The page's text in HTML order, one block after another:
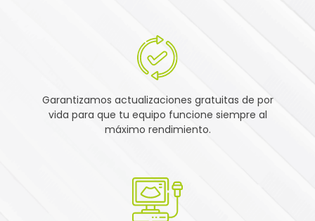
Garantizamos actualizaciones gratuitas de por
vida para que tu equipo funcione siempre al
máximo rendimiento.